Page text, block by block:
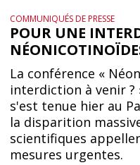
COMMUNIQUÉS DE PRESSE
POUR UNE
La conférence «
interdiction à venir ?
s'est tenue hier au
la disparition
scientifiques
mesures urgentes.